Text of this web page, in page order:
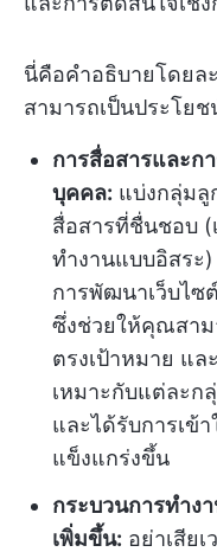
นี่คือคำอธิบายโดยล
สามารถเป็นประโยช
การสื่อสารและก
บุคคล: แบ่งกลุ่ม
สื่อสารที่ชื่นชอบ (
ทำงานแบบอิสระ
การพัฒนาเว็บไซ
ซึ่งช่วยให้คุณสาม
ตรงเป้าหมาย แ
เหมาะกับแต่ละก
และได้รับการเข้
แข็งแกร่งขึ้น
กระบวนการทำง
เพิ่มขึ้น: อย่าเสีย